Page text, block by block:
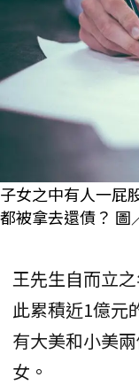
子女之中有人一屁
都被拿去還債？ 圖
王先生自而立
此累積近1億元
有大美和小美
女。